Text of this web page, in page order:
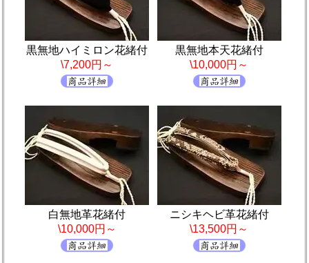
黒無地ハイミロン花緒付
\7,200円～
黒無地本天花緒付
\10,000円～
白無地革花緒付
\10,000円～
ニシキヘビ革花緒付
\13,500円～